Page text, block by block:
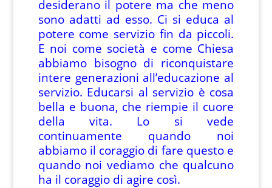
desiderano il potere ma che meno
sono adatti ad esso. Ci si educa al
potere come servizio fin da piccoli.
E noi come società e come Chiesa
abbiamo bisogno di riconquistare
intere generazioni all’educazione al
servizio. Educarsi al servizio è cosa
bella e buona, che riempie il cuore
della vita. Lo si vede
continuamente quando noi
abbiamo il coraggio di fare questo e
quando noi vediamo che qualcuno
ha il coraggio di agire così.